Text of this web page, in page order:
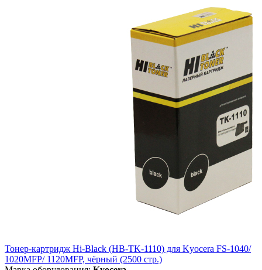
Тонер-картридж Hi-Black (HB-TK-1110) для Kyocera FS-1040/
1020MFP/ 1120MFP, чёрный (2500 стр.)